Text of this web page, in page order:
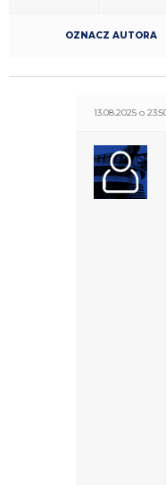
OZNACZ AUTORA
13.08.2025 o